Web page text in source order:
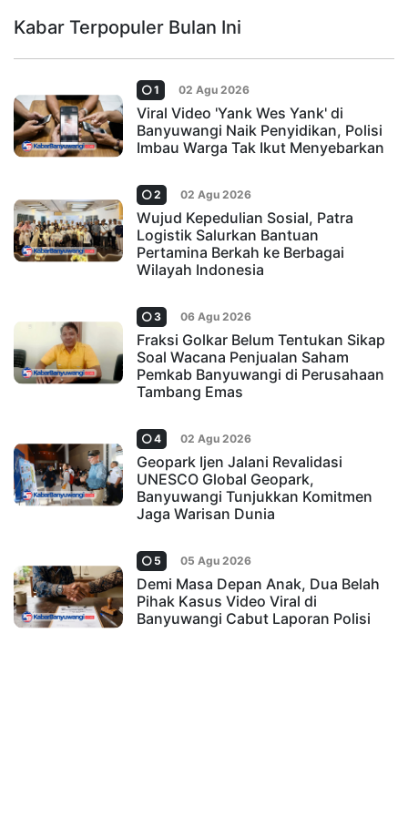
Kabar Terpopuler Bulan Ini
1 02 Agu 2026
Viral Video 'Yank Wes Yank' di
Banyuwangi Naik Penyidikan, Polisi
Imbau Warga Tak Ikut Menyebarkan
2 02 Agu 2026
Wujud Kepedulian Sosial, Patra
Logistik Salurkan Bantuan
Pertamina Berkah ke Berbagai
Wilayah Indonesia
3 06 Agu 2026
Fraksi Golkar Belum Tentukan Sikap
Soal Wacana Penjualan Saham
Pemkab Banyuwangi di Perusahaan
Tambang Emas
4 02 Agu 2026
Geopark Ijen Jalani Revalidasi
UNESCO Global Geopark,
Banyuwangi Tunjukkan Komitmen
Jaga Warisan Dunia
5 05 Agu 2026
Demi Masa Depan Anak, Dua Belah
Pihak Kasus Video Viral di
Banyuwangi Cabut Laporan Polisi